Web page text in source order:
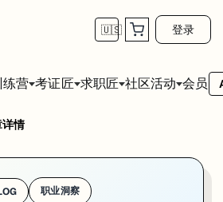
🇺🇸 登录
练营 考证匠 求职匠 社区活动 会员
？对，那就是
除了找工作的压力之外，还要面临回国还
是这些迷茫毕业生中的一员。尽管是第一份
情
职业洞察